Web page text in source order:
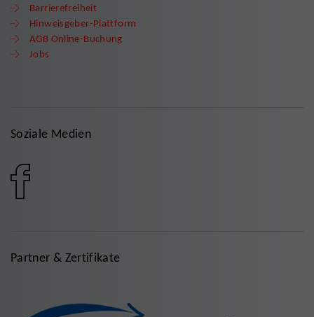
Barrierefreiheit
Hinweisgeber-Plattform
AGB Online-Buchung
Jobs
Soziale Medien
Partner & Zertifikate